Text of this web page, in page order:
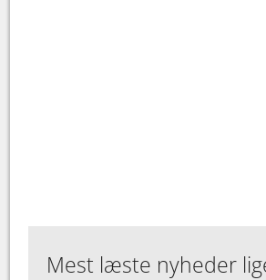
Mest læste nyheder